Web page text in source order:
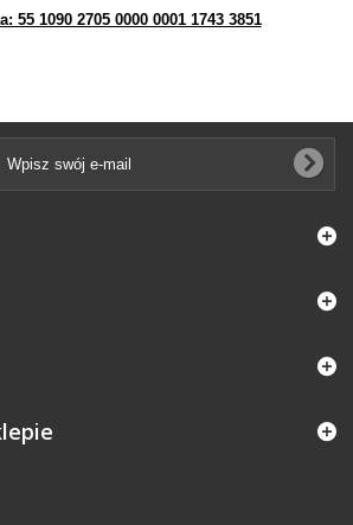
55 1090 2705 0000 0001 1743 3851